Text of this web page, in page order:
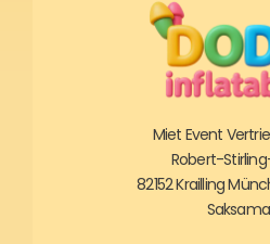
Miet Event
Robert-
82152 Krailling